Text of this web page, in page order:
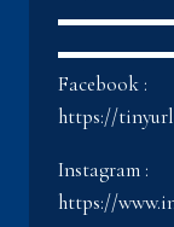
Facebook :
https://
Instagram :
https://